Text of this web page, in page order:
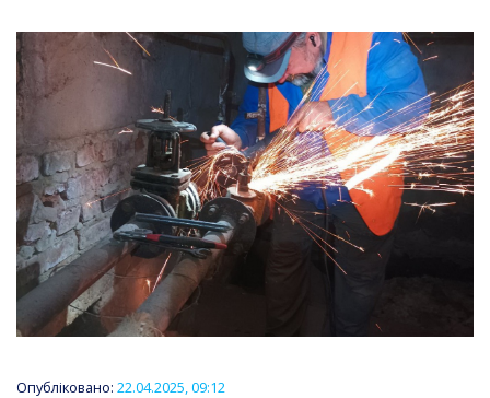
Опубліковано: 22.04.2025, 09:12